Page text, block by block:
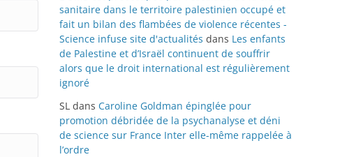
sanitaire dans le territoire palestinien occupé et
fait un bilan des flambées de violence récentes -
Science infuse site d'actualités dans Les enfants
de Palestine et d’Israël continuent de souffrir
alors que le droit international est régulièrement
ignoré
SL dans Caroline Goldman épinglée pour
promotion débridée de la psychanalyse et déni
de science sur France Inter elle-même rappelée à
l’ordre